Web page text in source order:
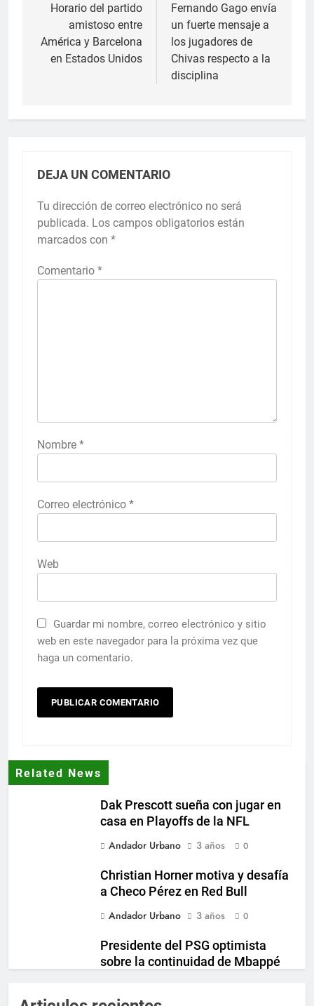
de
entradas
Horario del partido
amistoso entre
América y Barcelona
en Estados Unidos
Fernando Gago envía
un fuerte mensaje a
los jugadores de
Chivas respecto a la
disciplina
DEJA UN COMENTARIO
Tu dirección de correo electrónico no será
publicada. Los campos obligatorios están
marcados con *
Comentario *
Nombre *
Correo electrónico *
Web
Guardar mi nombre, correo electrónico y sitio
web en este navegador para la próxima vez que
haga un comentario.
Related News
Dak Prescott sueña con jugar en
casa en Playoffs de la NFL
Andador Urbano
3 años 0
Christian Horner motiva y desafía
a Checo Pérez en Red Bull
Andador Urbano
3 años 0
Presidente del PSG optimista
sobre la continuidad de Mbappé
Andador Urbano